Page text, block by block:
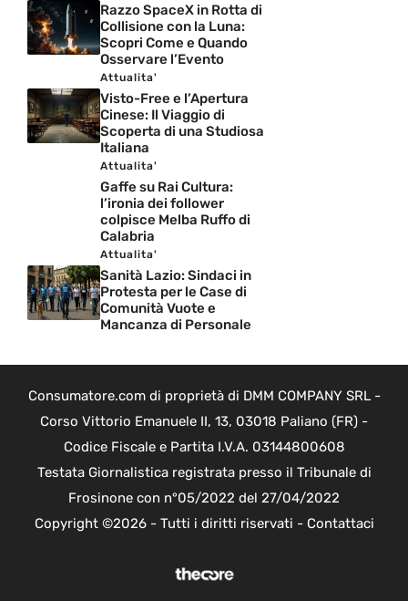
Razzo SpaceX in Rotta di
Collisione con la Luna:
Scopri Come e Quando
Osservare l’Evento
Attualita'
Visto-Free e l’Apertura
Cinese: Il Viaggio di
Scoperta di una Studiosa
Italiana
Attualita'
Gaffe su Rai Cultura:
l’ironia dei follower
colpisce Melba Ruffo di
Calabria
Attualita'
Sanità Lazio: Sindaci in
Protesta per le Case di
Comunità Vuote e
Mancanza di Personale
Consumatore.com di proprietà di DMM COMPANY SRL -
Corso Vittorio Emanuele II, 13, 03018 Paliano (FR) -
Codice Fiscale e Partita I.V.A. 03144800608
Testata Giornalistica registrata presso il Tribunale di
Frosinone con n°05/2022 del 27/04/2022
Copyright ©2026 - Tutti i diritti riservati - Contattaci